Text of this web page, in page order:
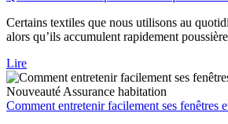
Certains textiles que nous utilisons au
alors qu’ils accumulent rapidement
Lire
Nouveauté Assurance habitation
Comment entretenir facilement ses fenêtres